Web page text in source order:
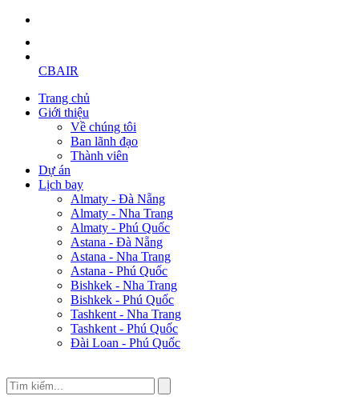
CBAIR
Trang chủ
Giới thiệu
Về chúng tôi
Ban lãnh đạo
Thành viên
Dự án
Lịch bay
Almaty - Đà Nẵng
Almaty - Nha Trang
Almaty - Phú Quốc
Astana - Đà Nẵng
Astana - Nha Trang
Astana - Phú Quốc
Bishkek - Nha Trang
Bishkek - Phú Quốc
Tashkent - Nha Trang
Tashkent - Phú Quốc
Đài Loan - Phú Quốc